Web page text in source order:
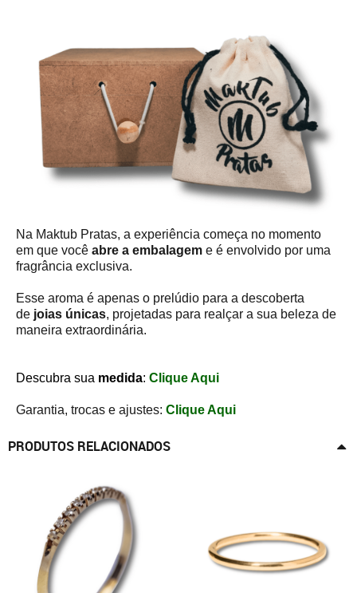
Na Maktub Pratas, a experiência começa no momento
em que você abre a embalagem e é envolvido por uma
fragrância exclusiva.
Esse aroma é apenas o prelúdio para a descoberta
de joias únicas, projetadas para realçar a sua beleza de
maneira extraordinária.
Descubra sua medida: Clique Aqui
Garantia, trocas e ajustes: Clique Aqui
PRODUTOS RELACIONADOS